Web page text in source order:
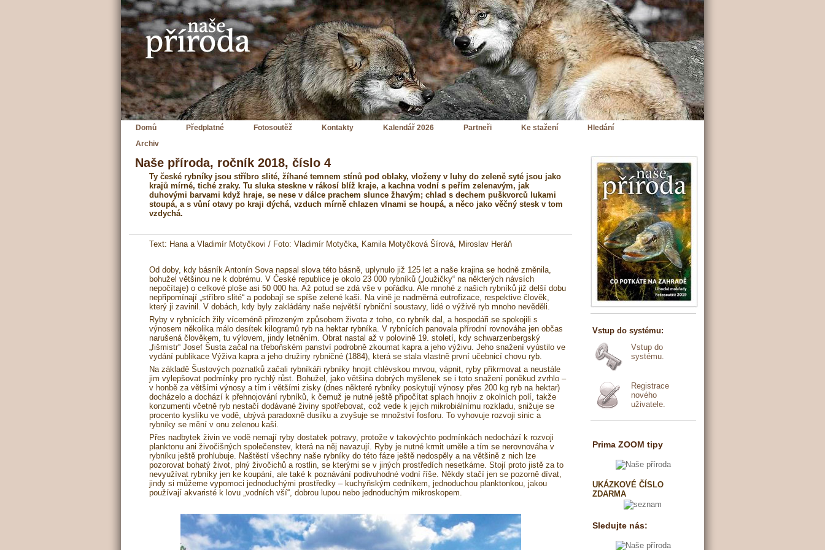
Domů Předplatné Fotosoutěž Kontakty Kalendář 2026 Partneři Ke stažení
Hledání
Archiv
Vstup do systému:
Vstup do
systému.
Registrace
nového
uživatele.
Prima ZOOM tipy
UKÁZKOVÉ ČÍSLO
ZDARMA
Sledujte nás:
Naše příroda, ročník 2018, číslo 4
Ty české rybníky jsou stříbro slité, žíhané temnem stínů pod oblaky, vloženy v luhy do zeleně syté jsou jako
krajů mírné, tiché zraky. Tu sluka steskne v rákosí blíž kraje, a kachna vodní s peřím zelenavým, jak
duhovými barvami když hraje, se nese v dálce prachem slunce žhavým; chlad s dechem puškvorců lukami
stoupá, a s vůní otavy po kraji dýchá, vzduch mírně chlazen vlnami se houpá, a něco jako věčný stesk v tom
vzdychá.
Text: Hana a Vladimír Motyčkovi / Foto: Vladimír Motyčka, Kamila Motyčková Šírová, Miroslav Heráň
Od doby, kdy básník Antonín Sova napsal slova této básně, uplynulo již 125 let a naše krajina se hodně změnila,
bohužel většinou ne k dobrému. V České republice je okolo 23 000 rybníků („loužičky“ na některých návsích
nepočítaje) o celkové ploše asi 50 000 ha. Až potud se zdá vše v pořádku. Ale mnohé z našich rybníků již delší dobu
nepřipomínají „stříbro slité“ a podobají se spíše zelené kaši. Na vině je nadměrná eutrofizace, respektive člověk,
který ji zavinil. V dobách, kdy byly zakládány naše největší rybniční soustavy, lidé o výživě ryb mnoho nevěděli.
Ryby v rybnících žily víceméně přirozeným způsobem života z toho, co rybník dal, a hospodáři se spokojili s
výnosem několika málo desítek kilogramů ryb na hektar rybníka. V rybnících panovala přírodní rovnováha jen občas
narušená člověkem, tu výlovem, jindy letněním. Obrat nastal až v polovině 19. století, kdy schwarzenbergský
„fišmistr“ Josef Šusta začal na třeboňském panství podrobně zkoumat kapra a jeho výživu. Jeho snažení vyústilo ve
vydání publikace Výživa kapra a jeho družiny rybničné (1884), která se stala vlastně první učebnicí chovu ryb.
Na základě Šustových poznatků začali rybníkáři rybníky hnojit chlévskou mrvou, vápnit, ryby přikrmovat a neustále
jim vylepšovat podmínky pro rychlý růst. Bohužel, jako většina dobrých myšlenek se i toto snažení poněkud zvrhlo –
v honbě za většími výnosy a tím i většími zisky (dnes některé rybníky poskytují výnosy přes 200 kg ryb na hektar)
docházelo a dochází k přehnojování rybníků, k čemuž je nutné ještě připočítat splach hnojiv z okolních polí, takže
konzumenti včetně ryb nestačí dodávané živiny spotřebovat, což vede k jejich mikrobiálnímu rozkladu, snižuje se
procento kyslíku ve vodě, ubývá paradoxně dusíku a zvyšuje se množství fosforu. To vyhovuje rozvoji sinic a
rybníky se mění v onu zelenou kaši.
Přes nadbytek živin ve vodě nemají ryby dostatek potravy, protože v takovýchto podmínkách nedochází k rozvoji
planktonu ani živočišných společenstev, která na něj navazují. Ryby je nutné krmit uměle a tím se nerovnováha v
rybníku ještě prohlubuje. Naštěstí všechny naše rybníky do této fáze ještě nedospěly a na většině z nich lze
pozorovat bohatý život, plný živočichů a rostlin, se kterými se v jiných prostředích nesetkáme. Stojí proto jistě za to
nevyužívat rybníky jen ke koupání, ale také k poznávání podivuhodné vodní říše. Někdy stačí jen se pozorně dívat,
jindy si můžeme vypomoci jednoduchými prostředky – kuchyňským cedníkem, jednoduchou planktonkou, jakou
používají akvaristé k lovu „vodních vší“, dobrou lupou nebo jednoduchým mikroskopem.